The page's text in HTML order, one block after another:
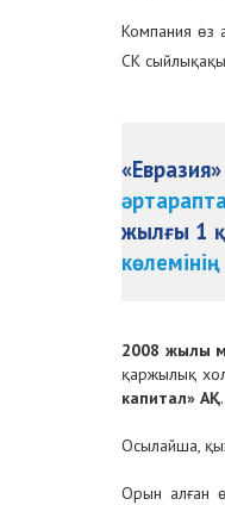
Компания өз
СК
жылғы 1
көлемінің
2008 жылы
қаржылық
капитал» АҚ.
Осылайша,
Орын алған